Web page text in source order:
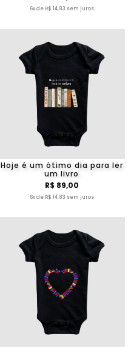
6x de R$ 14,83 sem juros
Hoje é um ótimo dia para ler
um livro
R$ 89,00
6x de R$ 14,83 sem juros